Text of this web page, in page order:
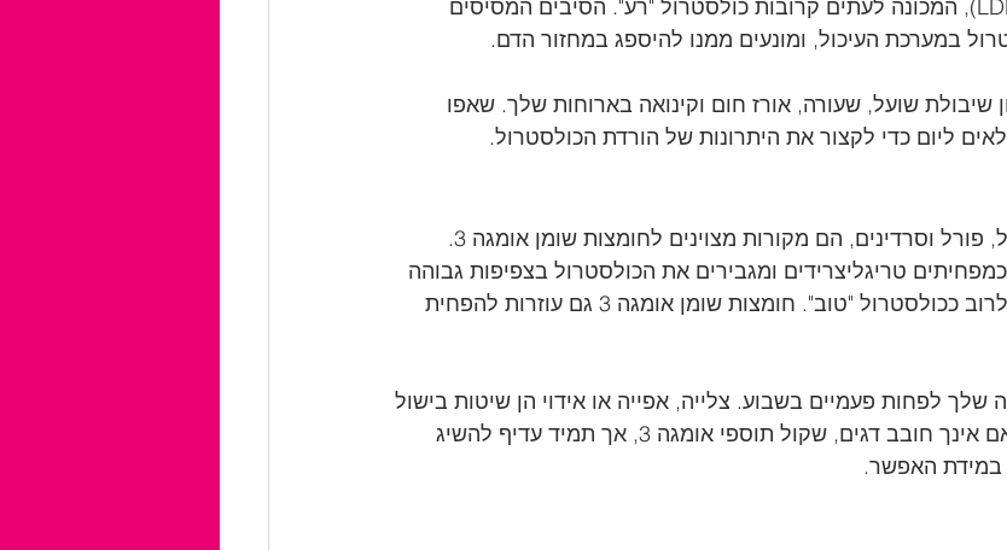
ליפופרוטאין בצפיפות נמוכה (LDL), המכונה לעתים קרובות כולסטרול "רע". הסיבים המסיסים
במערכת העיכול, ומונעים ממנו להיספג במחזור הדם.
שיבולת שועל, שעורה, אורז חום וקינואה בארוחות שלך. שאפו
ליום כדי לקצור את היתרונות של הורדת הכולסטרול.
דגים שומניים, כגון סלמון, מקרל, פורל וסרדינים, הם מקורות מצוינים לחומצות שומן אומגה 3.
טריגליצרידים ומגבירים את הכולסטרול בצפיפות גבוהה
של ליפופרוטאין (HDL), הידוע לרוב ככולסטרול "טוב". חומצות שומן אומגה 3 גם עוזרות להפחית
שלך לפחות פעמיים בשבוע. צלייה, אפייה או אידוי הן שיטות בישול
בריאות יותר בהשוואה לטיגון. אם אינך חובב דגים, שקול תוספי אומגה 3, אך תמיד עדיף להשיג
במידת האפשר.